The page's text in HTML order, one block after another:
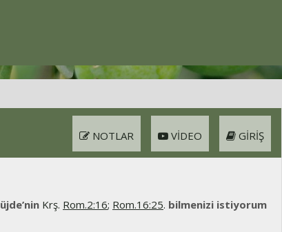
GIRIŞ
VIDEO
NOTLAR
Krş. Rom.2:16; Rom.16:25. bilmenizi istiyorum